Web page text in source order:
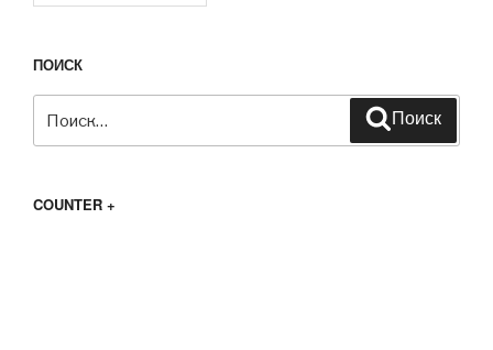
ПОИСК
Поиск
COUNTER +